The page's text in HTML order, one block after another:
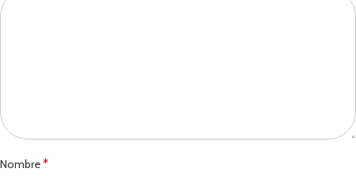
Nombre*